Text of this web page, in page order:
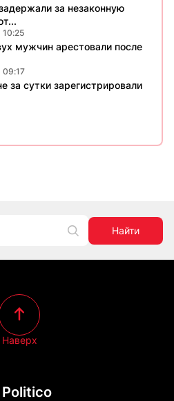
за незаконную
10:25
мужчин арестовали после
09:17
за сутки зарегистрировали
Найти
Наверх